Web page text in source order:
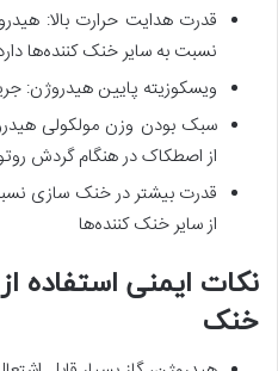
قدرت هدایت حرارت بالا:
نسبت به سایر خنک کننده‌ها
ویسکوزیته پایین هیدروژن:
سبک بودن وزن مولکولی
از اصطکاک در هنگام گردش
از سایر خنک کننده‌ها
نکات ایمنی استفاده
خنک